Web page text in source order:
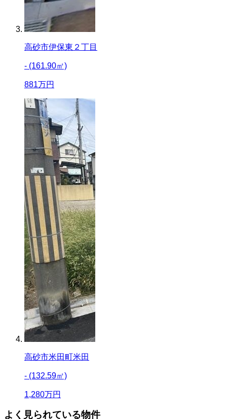
高砂市伊保東２丁目
- (161.90㎡)
881万円
高砂市米田町米田
- (132.59㎡)
1,280万円
よく見られている物件